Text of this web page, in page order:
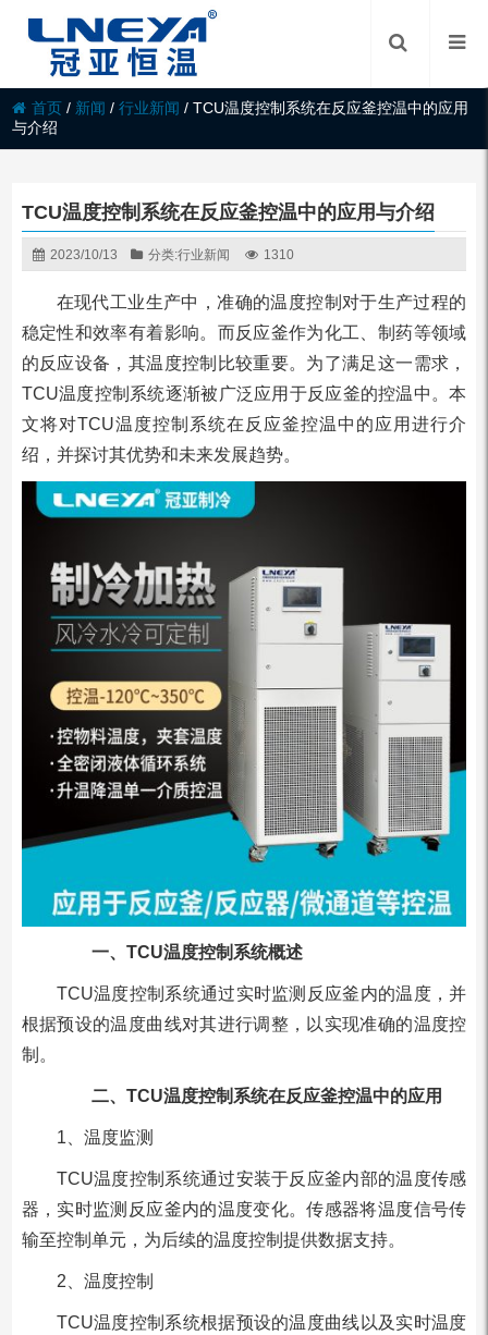
首页 / 新闻 /行业新闻 /TCU温度控制系统在反应釜控温中的应用
与介绍
TCU温度控制系统在反应釜控温中的应用与介绍
2023/10/13 分类:行业新闻 1310
在现代工业生产中，准确的温度控制对于生产过程的
稳定性和效率有着影响。而反应釜作为化工、制药等领域
的反应设备，其温度控制比较重要。为了满足这一需求，
TCU温度控制系统逐渐被广泛应用于反应釜的控温中。本
文将对TCU温度控制系统在反应釜控温中的应用进行介
绍，并探讨其优势和未来发展趋势。
一、TCU温度控制系统概述
TCU温度控制系统通过实时监测反应釜内的温度，并
根据预设的温度曲线对其进行调整，以实现准确的温度控
制。
二、TCU温度控制系统在反应釜控温中的应用
1、温度监测
TCU温度控制系统通过安装于反应釜内部的温度传感
器，实时监测反应釜内的温度变化。传感器将温度信号传
输至控制单元，为后续的温度控制提供数据支持。
2、温度控制
TCU温度控制系统根据预设的温度曲线以及实时温度